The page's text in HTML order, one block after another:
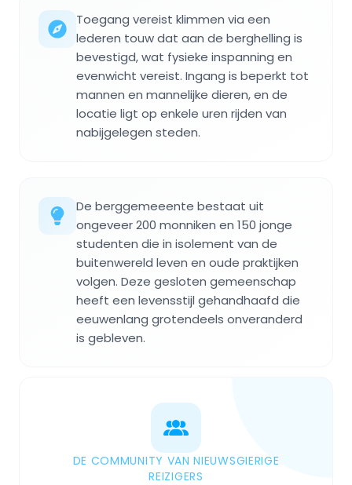
Toegang vereist klimmen via een
lederen touw dat aan de berghelling is
bevestigd, wat fysieke inspanning en
evenwicht vereist. Ingang is beperkt tot
mannen en mannelijke dieren, en de
locatie ligt op enkele uren rijden van
nabijgelegen steden.
De berggemeeente bestaat uit
ongeveer 200 monniken en 150 jonge
studenten die in isolement van de
buitenwereld leven en oude praktijken
volgen. Deze gesloten gemeenschap
heeft een levensstijl gehandhaafd die
eeuwenlang grotendeels onveranderd
is gebleven.
DE COMMUNITY VAN NIEUWSGIERIGE
REIZIGERS